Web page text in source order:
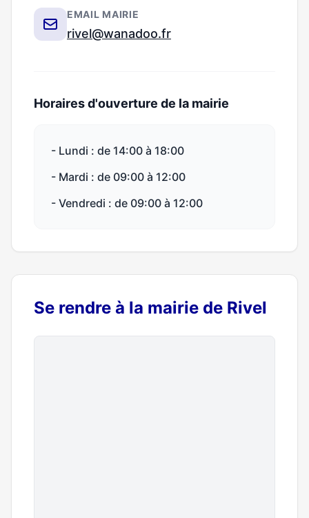
EMAIL MAIRIE
rivel@wanadoo.fr
Horaires d'ouverture de la mairie
- Lundi : de 14:00 à 18:00
- Mardi : de 09:00 à 12:00
- Vendredi : de 09:00 à 12:00
Se rendre à la mairie de Rivel